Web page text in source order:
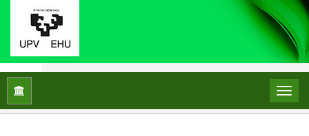
Inicio Núm. 45 (2012): Nacionalismo y